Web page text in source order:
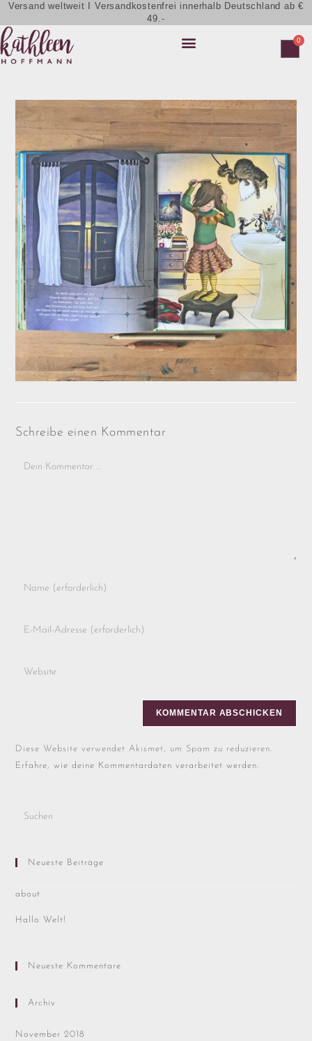
Versand weltweit I Versandkostenfrei innerhalb Deutschland ab €
49.-
0
Schreibe einen Kommentar
Diese Website verwendet Akismet, um Spam zu reduzieren.
Erfahre, wie deine Kommentardaten verarbeitet werden.
Neueste Beiträge
about
Hallo Welt!
Neueste Kommentare
Archiv
November 2018